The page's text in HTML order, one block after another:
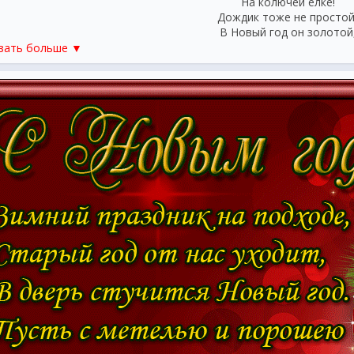
Дождик тоже не
В Новый год он
Никого не мочит,
Даже Дедушка Мороз
Никому не щиплет нос.
***
Подарок выбрать я не
На Новый год тебе
Дарю охотно
Оригинальный,
Пусть Дед Мороз тебя
К себе в избушку
Чтоб ты колол отважно
И грел Снегурочку
И чтоб вы создали
Детишек много
Мечтать не вредно! Я
Чтоб в Новый год мы все
больше ▼